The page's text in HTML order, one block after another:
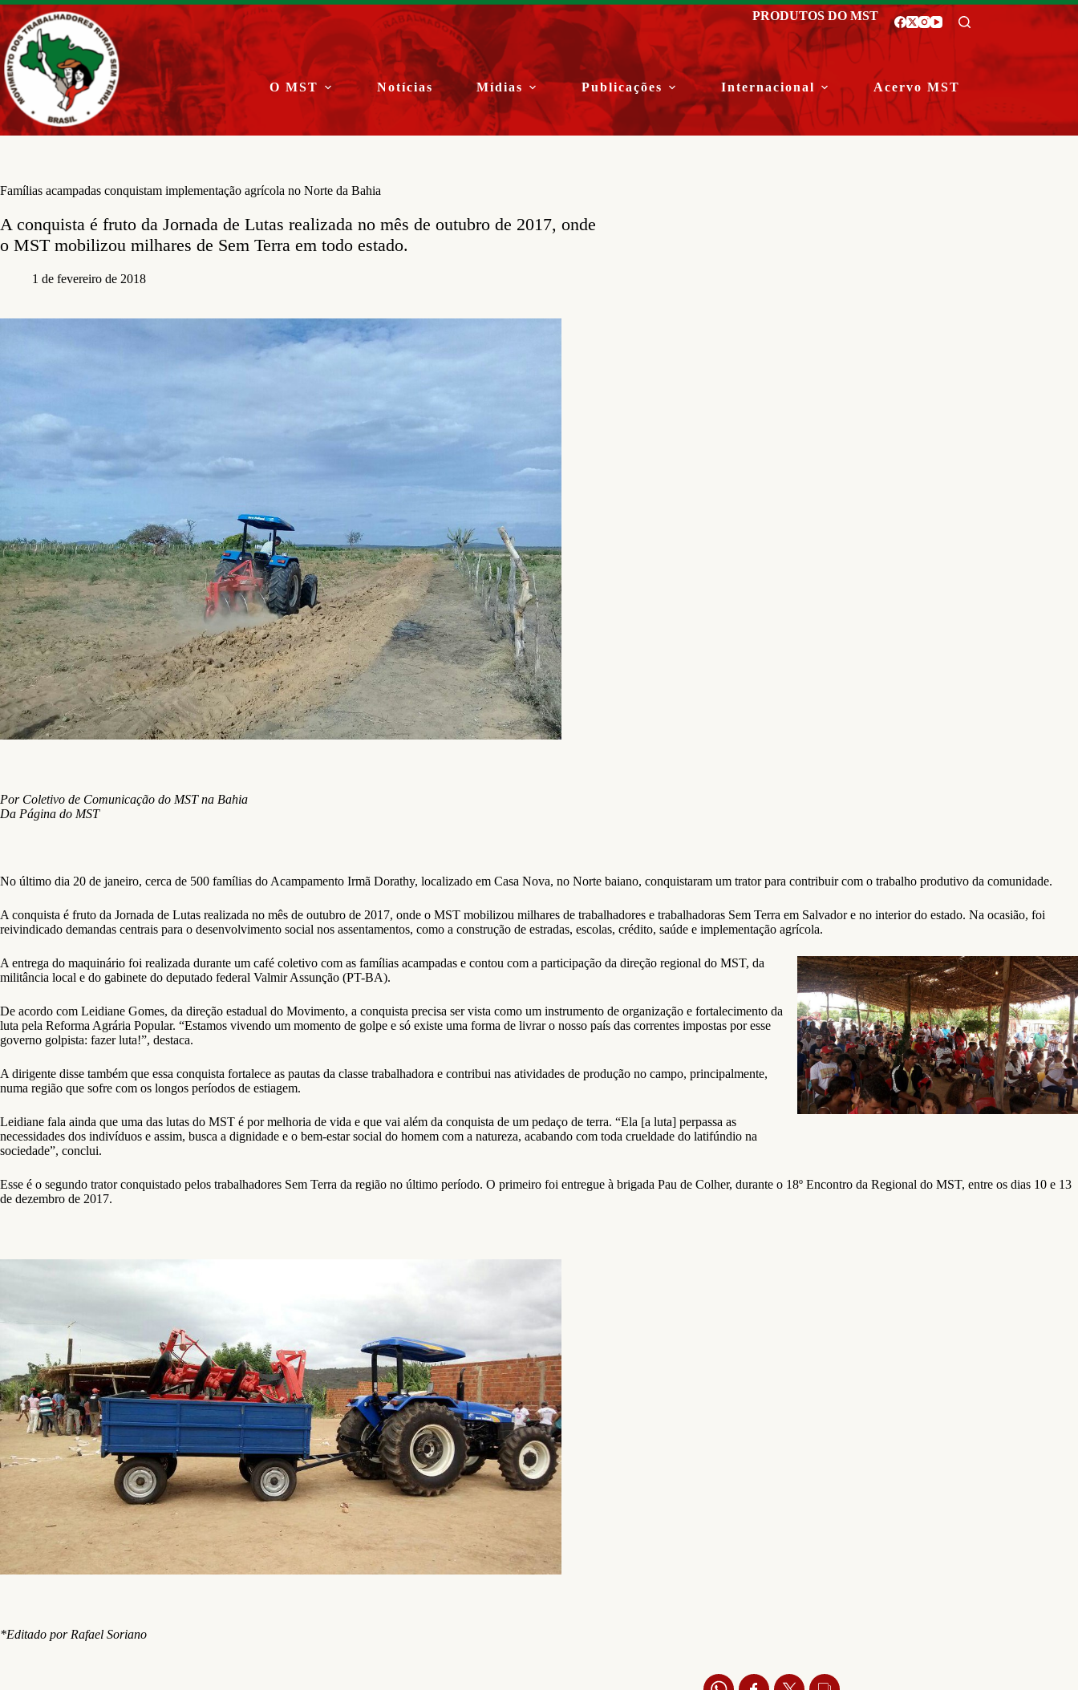
Pular
para
o
conteúdo
PRODUTOS DO MST
O MST Notícias Mídias Publicações Internacional Acervo MST
Famílias acampadas conquistam implementação agrícola no Norte da Bahia
A conquista é fruto da Jornada de Lutas realizada no mês de outubro de 2017, onde
o MST mobilizou milhares de Sem Terra em todo estado.
1 de fevereiro de 2018
Por Coletivo de Comunicação do MST na Bahia
Da Página do MST
No último dia 20 de janeiro, cerca de 500 famílias do Acampamento Irmã Dorathy, localizado em Casa Nova, no Norte baiano, conquistaram um trator para contribuir com o trabalho produtivo da comunidade.
A conquista é fruto da Jornada de Lutas realizada no mês de outubro de 2017, onde o MST mobilizou milhares de trabalhadores e trabalhadoras Sem Terra em Salvador e no interior do estado. Na ocasião, foi
reivindicado demandas centrais para o desenvolvimento social nos assentamentos, como a construção de estradas, escolas, crédito, saúde e implementação agrícola.
A entrega do maquinário foi realizada durante um café coletivo com as famílias acampadas e contou com a participação da direção regional do MST, da
militância local e do gabinete do deputado federal Valmir Assunção (PT-BA).
De acordo com Leidiane Gomes, da direção estadual do Movimento, a conquista precisa ser vista como um instrumento de organização e fortalecimento da
luta pela Reforma Agrária Popular. “Estamos vivendo um momento de golpe e só existe uma forma de livrar o nosso país das correntes impostas por esse
governo golpista: fazer luta!”, destaca.
A dirigente disse também que essa conquista fortalece as pautas da classe trabalhadora e contribui nas atividades de produção no campo, principalmente,
numa região que sofre com os longos períodos de estiagem.
Leidiane fala ainda que uma das lutas do MST é por melhoria de vida e que vai além da conquista de um pedaço de terra. “Ela [a luta] perpassa as
necessidades dos indivíduos e assim, busca a dignidade e o bem-estar social do homem com a natureza, acabando com toda crueldade do latifúndio na
sociedade”, conclui.
Esse é o segundo trator conquistado pelos trabalhadores Sem Terra da região no último período. O primeiro foi entregue à brigada Pau de Colher, durante o 18º Encontro da Regional do MST, entre os dias 10 e 13
de dezembro de 2017.
*Editado por Rafael Soriano